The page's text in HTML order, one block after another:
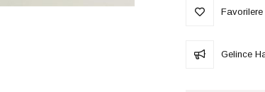
Favorilere
Gelince